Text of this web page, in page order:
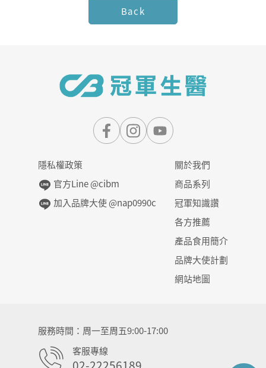
Back
隱私權政策
官方Line @cibm
加入品牌大使 @nap0990c
關於我們
商品系列
冠軍知識讚
各方推薦
產品食用簡介
品牌大使計劃
網站地圖
服務時間
周一至周五9:00-17:00
客服專線